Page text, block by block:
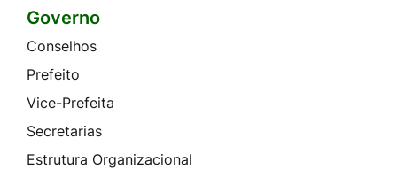
Governo
Conselhos
Prefeito
Vice-Prefeita
Secretarias
Estrutura Organizacional